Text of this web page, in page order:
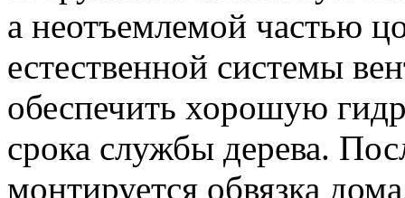
а неотъемлемой частью
естественной системы
обеспечить хорошую
срока службы дерева.
монтируется обвязка